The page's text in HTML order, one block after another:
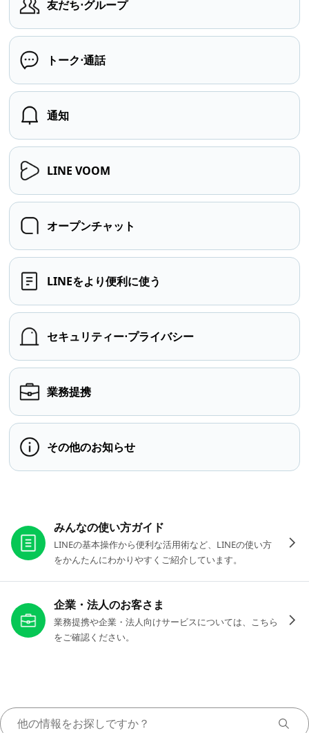
友だち⋅グループ
トーク⋅通話
通知
LINE VOOM
オープンチャット
LINEをより便利に使う
セキュリティー⋅プライバシー
業務提携
その他のお知らせ
みんなの使い方ガイド
LINEの基本操作から便利な活用術など、LINEの使い方
をかんたんにわかりやすくご紹介しています。
企業・法人のお客さま
業務提携や企業・法人向けサービスについては、こちら
をご確認ください。